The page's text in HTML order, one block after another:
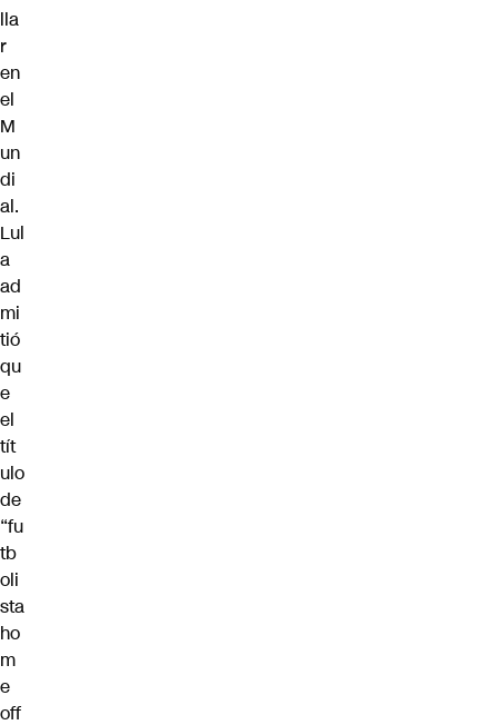
lla
r
en
el
M
un
di
al.
Lul
a
ad
mi
tió
qu
e
el
tít
ulo
de
“fu
tb
oli
sta
ho
m
e
off